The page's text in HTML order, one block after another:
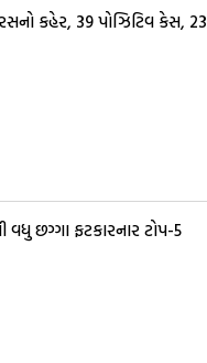
કહેર, 39 પોઝિટિવ કેસ, 23
વધુ છગ્ગા ફટકારનાર ટોપ-5